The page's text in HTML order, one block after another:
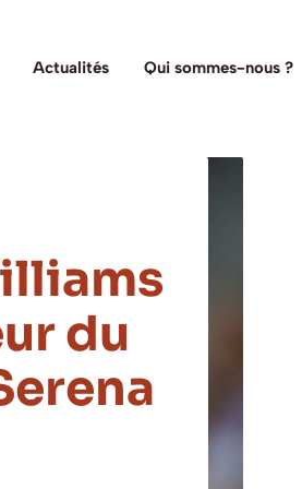
Actualités Qui sommes-nous ?
du